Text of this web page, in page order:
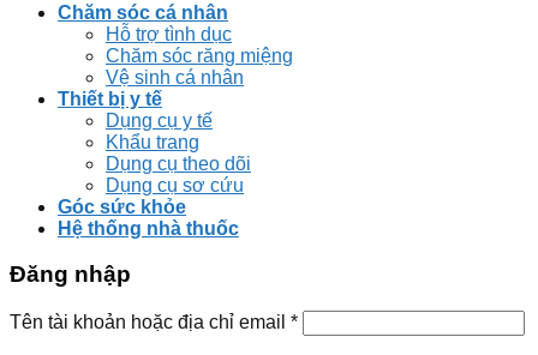
Chăm sóc cá nhân
Hỗ trợ tình dục
Chăm sóc răng miệng
Vệ sinh cá nhân
Thiết bị y tế
Dụng cụ y tế
Khẩu trang
Dụng cụ theo dõi
Dụng cụ sơ cứu
Góc sức khỏe
Hệ thống nhà thuốc
Đăng nhập
Tên tài khoản hoặc địa chỉ email *